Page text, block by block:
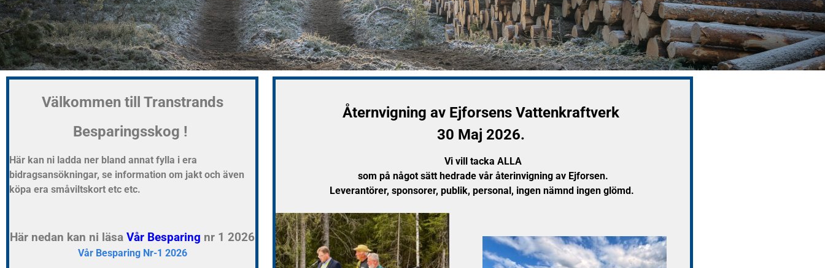
Välkommen till Transtrands
Besparingsskog !
Här kan ni ladda ner bland annat fylla i era
bidragsansökningar, se information om jakt och även
köpa era småviltskort etc etc.
Här nedan kan ni läsaVår Besparing nr 1 2026
Vår Besparing Nr-1 2026
Åternvigning av Ejforsens Vattenkraftverk
30 Maj 2026.
Vi vill tacka ALLA
som på något sätt hedrade vår återinvigning av Ejforsen.
Leverantörer, sponsorer, publik, personal, ingen nämnd ingen glömd.